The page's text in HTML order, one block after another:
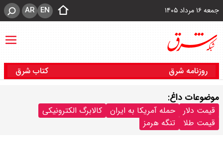
جمعه ۱۶ مرداد ۱۴۰۵ EN
AR
روزنامه شرق کتاب شرق
موضوعات داغ:
قیمت دلار حمله آمریکا به ایران
کالابرگ الکترونیکی
قیمت طلا
تنگه هرمز